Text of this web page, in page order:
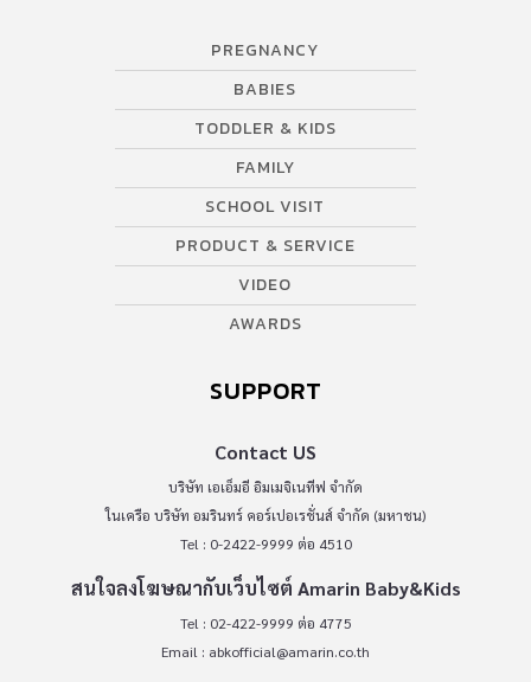
PREGNANCY
BABIES
TODDLER & KIDS
FAMILY
SCHOOL VISIT
PRODUCT & SERVICE
VIDEO
AWARDS
SUPPORT
Contact US
บริษัท เอเอ็มอี อิมเมจิเนทีฟ จำกัด
ในเครือ บริษัท อมรินทร์ คอร์เปอเรชั่นส์ จำกัด (มหาชน)
Tel : 0-2422-9999 ต่อ 4510
สนใจลงโฆษณากับเว็บไซต์ Amarin Baby&Kids
Tel : 02-422-9999 ต่อ 4775
Email : abkofficial@amarin.co.th